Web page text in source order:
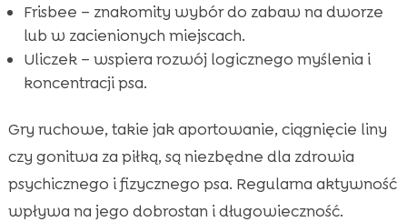
Frisbee – znakomity wybór do zabaw na dworze
lub w zacienionych miejscach.
Uliczek – wspiera rozwój logicznego myślenia i
koncentracji psa.
Gry ruchowe, takie jak aportowanie, ciągnięcie liny
czy gonitwa za piłką, są niezbędne dla zdrowia
psychicznego i fizycznego psa. Regularna aktywność
wpływa na jego dobrostan i długowieczność.